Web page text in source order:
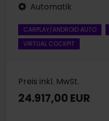
Automatik
CARPLAY/ANDROID AUTO
VIRTUAL COCKPIT
Preis inkl. MwSt.
24.917,00 EUR